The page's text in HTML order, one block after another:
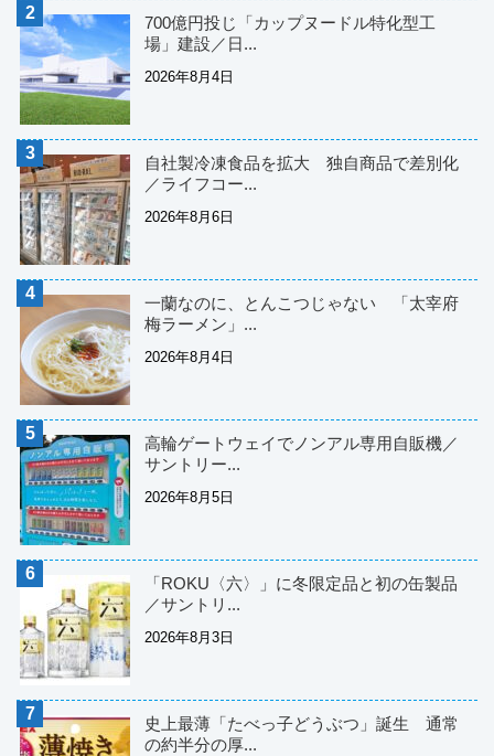
700億円投じ「カップヌードル特化型工
場」建設／日...
2026年8月4日
自社製冷凍食品を拡大 独自商品で差別化
／ライフコー...
2026年8月6日
一蘭なのに、とんこつじゃない 「太宰府
梅ラーメン」...
2026年8月4日
高輪ゲートウェイでノンアル専用自販機／
サントリー...
2026年8月5日
「ROKU〈六〉」に冬限定品と初の缶製品
／サントリ...
2026年8月3日
史上最薄「たべっ子どうぶつ」誕生 通常
の約半分の厚...